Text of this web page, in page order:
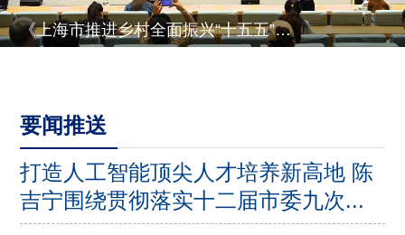
《上海市推进乡村全面振兴“十五五”规划》有关情况
要闻推送
打造人工智能顶尖人才培养新高地 陈
吉宁围绕贯彻落实十二届市委九次...